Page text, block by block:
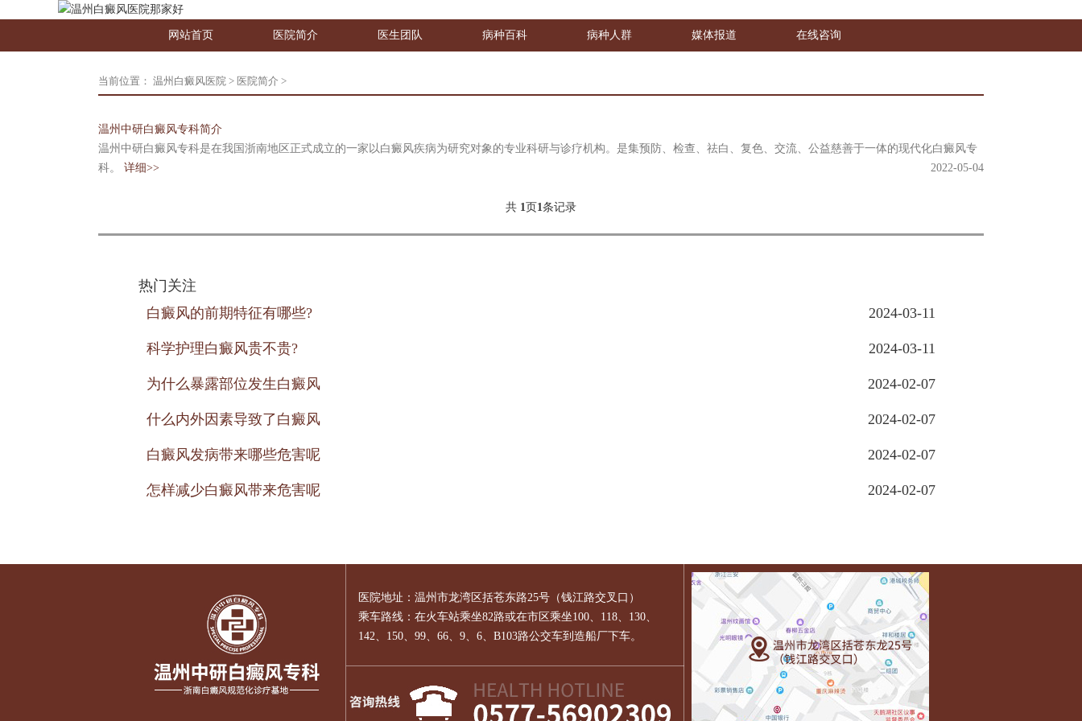
网站首页 医院简介 医生团队 病种百科 病种人群 媒体报道 在线咨询
当前位置： 温州白癜风医院 > 医院简介 >
温州中研白癜风专科简介
温州中研白癜风专科是在我国浙南地区正式成立的一家以白癜风疾病为研究对象的专业科研与诊疗机构。是集预防、检查、祛白、复色、交流、公益慈善于一体的现代化白癜风专
科。 详细>> 2022-05-04
共 1页1条记录
热门关注
2024-03-11
白癜风的前期特征有哪些?
2024-03-11
科学护理白癜风贵不贵?
2024-02-07
为什么暴露部位发生白癜风
2024-02-07
什么内外因素导致了白癜风
2024-02-07
白癜风发病带来哪些危害呢
2024-02-07
怎样减少白癜风带来危害呢
医院地址：温州市龙湾区括苍东路25号（钱江路交叉口）
乘车路线：在火车站乘坐82路或在市区乘坐100、118、130、
142、150、99、66、9、6、B103路公交车到造船厂下车。